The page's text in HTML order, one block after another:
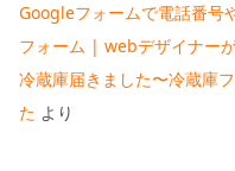
Googleフォームで電話番号
フォーム | webデザイナー
冷蔵庫届きました〜冷蔵庫
た より